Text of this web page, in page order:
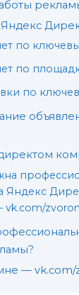
по
по
по
директом
Яндекс
— vk.com/